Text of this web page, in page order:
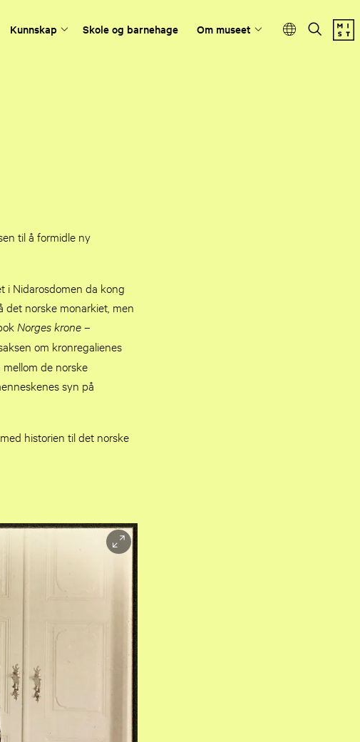
Kunnskap Skole og barnehage Om museet
til å formidle ny
i Nidarosdomen da kong
det norske monarkiet, men
Norges krone –
om kronregalienes
de norske
syn på
historien til det norske